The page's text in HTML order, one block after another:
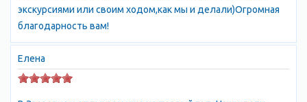
экскурсиями или своим ходом,как мы и делали)Огромная
благодарность вам!
Елена